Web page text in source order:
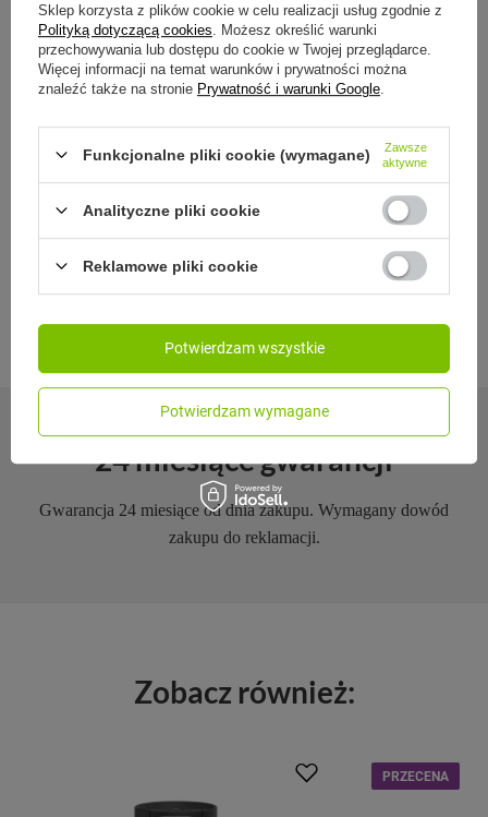
Zasoby dotyczące bezpieczeństwa i produktów
Instrukcja-Luxe
AutoSeal - instrukcja czyszczenia
24 miesiące gwarancji
Gwarancja 24 miesiące od dnia zakupu. Wymagany dowód
zakupu do reklamacji.
Zobacz również:
PRZECENA
Sklep korzysta z plików cookie w celu realizacji usług zgodnie z
Polityką dotyczącą cookies . Możesz określić warunki
przechowywania lub dostępu do cookie w Twojej przeglądarce.
Więcej informacji na temat warunków i prywatności można
znaleźć także na stronie Prywatność i warunki Google
Funkcjonalne pliki cookie (wymagane)
Zawsze
aktywne
Analityczne pliki cookie
Reklamowe pliki cookie
Potwierdzam wymagane
Potwierdzam wszystkie